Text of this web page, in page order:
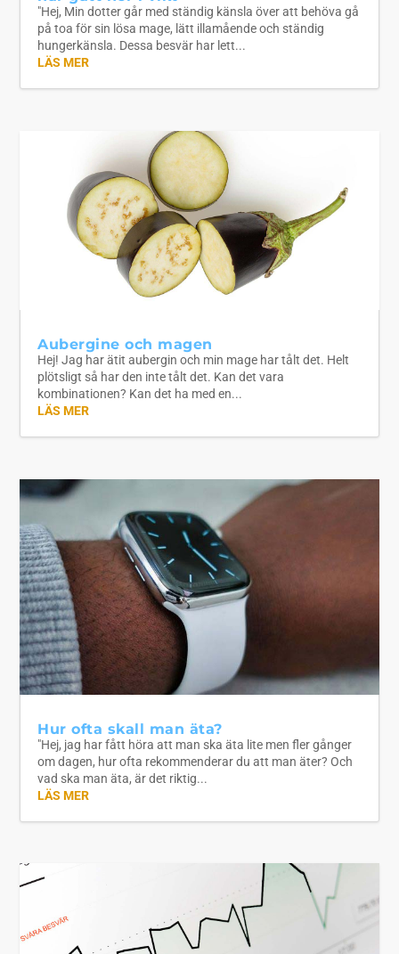
"Hej, Min dotter går med ständig känsla över att behöva gå
på toa för sin lösa mage, lätt illamående och ständig
hungerkänsla. Dessa besvär har lett...
LÄS MER
Aubergine och magen
Hej! Jag har ätit aubergin och min mage har tålt det. Helt
plötsligt så har den inte tålt det. Kan det vara
kombinationen? Kan det ha med en...
LÄS MER
Hur ofta skall man äta?
"Hej, jag har fått höra att man ska äta lite men fler gånger
om dagen, hur ofta rekommenderar du att man äter? Och
vad ska man äta, är det riktig...
LÄS MER